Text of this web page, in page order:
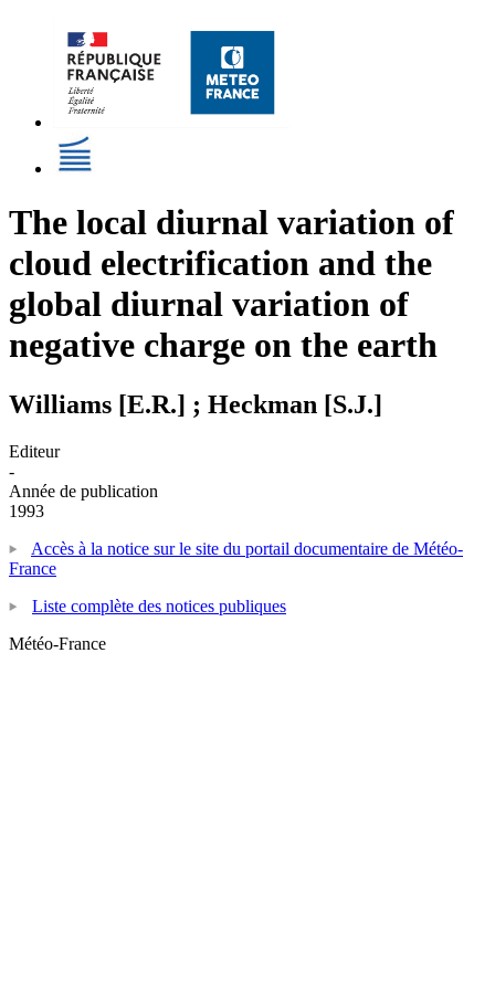
The local diurnal variation of
cloud electrification and the
global diurnal variation of
negative charge on the earth
Williams [E.R.] ; Heckman [S.J.]
Editeur
-
Année de publication
1993
Accès à la notice sur le site du portail documentaire de Météo-
France
Liste complète des notices publiques
Météo-France